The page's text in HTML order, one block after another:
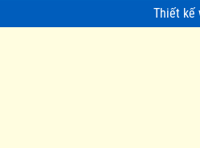
Thiết kế